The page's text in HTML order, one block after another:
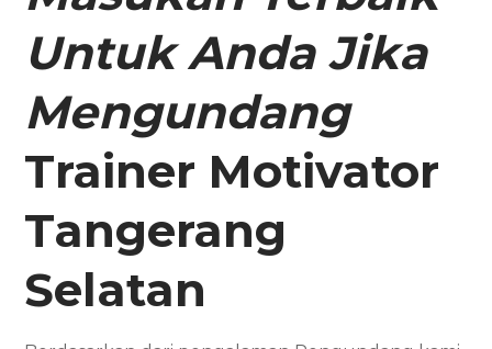
Untuk Anda Jika
Mengundang
Trainer Motivator
Tangerang
Selatan